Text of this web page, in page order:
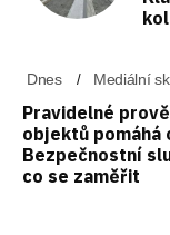
Dnes Mediální
Pravidelné
objektů pomáhá
Bezpečnostní
co se zaměřit